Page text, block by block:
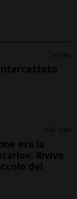
4 min
47 min
era la
Rivive
del